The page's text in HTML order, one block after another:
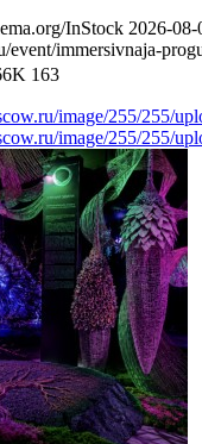
InStock 2026-
event/immersivnaja-
163
image/255/255/
image/255/255/